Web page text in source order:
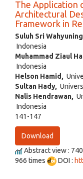
The Application
Architectural
Framework in
Suluh Sri
Indonesia
Muhammad Ziaul
Indonesia
Helson Hamid,
Sultan Hady,
Nalis Hendrawan,
Indonesia
141-147
Download
Abstract view : 740
966 times
DOI :